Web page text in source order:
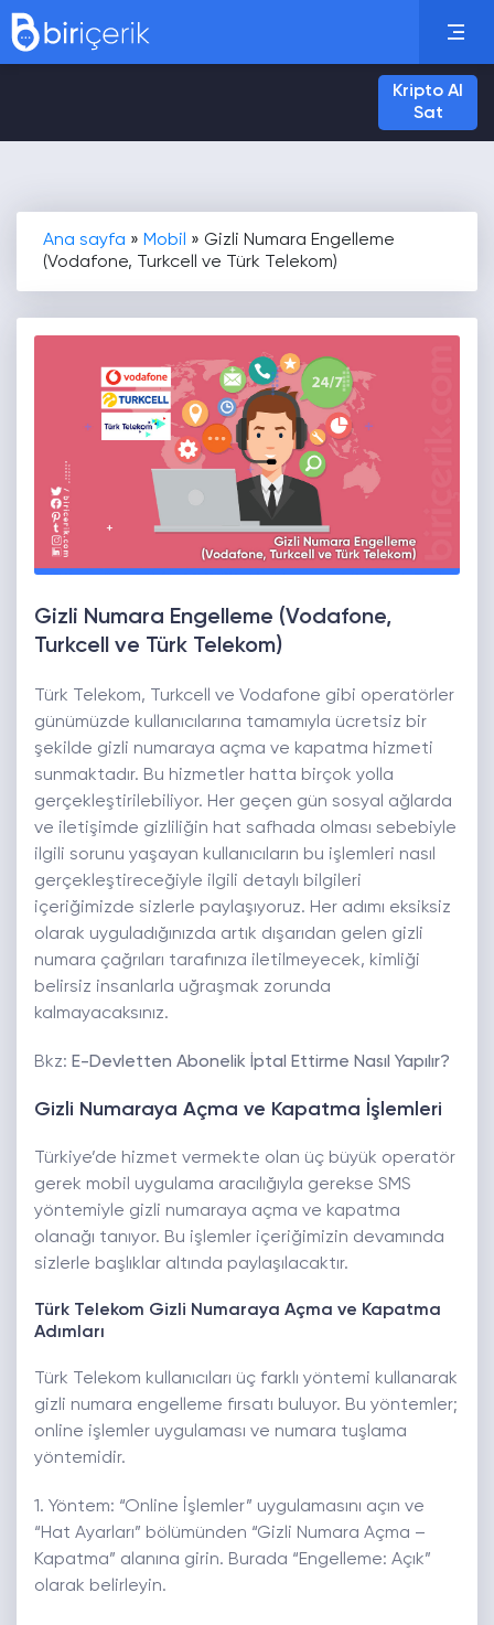
Kripto Al
Sat
Ana sayfa » Mobil » Gizli Numara Engelleme
(Vodafone, Turkcell ve Türk Telekom)
Gizli Numara Engelleme (Vodafone,
Turkcell ve Türk Telekom)
Türk Telekom, Turkcell ve Vodafone gibi operatörler
günümüzde kullanıcılarına tamamıyla ücretsiz bir
şekilde gizli numaraya açma ve kapatma hizmeti
sunmaktadır. Bu hizmetler hatta birçok yolla
gerçekleştirilebiliyor. Her geçen gün sosyal ağlarda
ve iletişimde gizliliğin hat safhada olması sebebiyle
ilgili sorunu yaşayan kullanıcıların bu işlemleri nasıl
gerçekleştireceğiyle ilgili detaylı bilgileri
içeriğimizde sizlerle paylaşıyoruz. Her adımı eksiksiz
olarak uyguladığınızda artık dışarıdan gelen gizli
numara çağrıları tarafınıza iletilmeyecek, kimliği
belirsiz insanlarla uğraşmak zorunda
kalmayacaksınız.
Bkz: E-Devletten Abonelik İptal Ettirme Nasıl Yapılır?
Gizli Numaraya Açma ve Kapatma İşlemleri
Türkiye’de hizmet vermekte olan üç büyük operatör
gerek mobil uygulama aracılığıyla gerekse SMS
yöntemiyle gizli numaraya açma ve kapatma
olanağı tanıyor. Bu işlemler içeriğimizin devamında
sizlerle başlıklar altında paylaşılacaktır.
Türk Telekom Gizli Numaraya Açma ve Kapatma
Adımları
Türk Telekom kullanıcıları üç farklı yöntemi kullanarak
gizli numara engelleme fırsatı buluyor. Bu yöntemler;
online işlemler uygulaması ve numara tuşlama
yöntemidir.
1. Yöntem: “Online İşlemler” uygulamasını açın ve
“Hat Ayarları” bölümünden “Gizli Numara Açma –
Kapatma” alanına girin. Burada “Engelleme: Açık”
olarak belirleyin.